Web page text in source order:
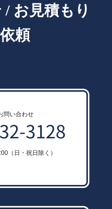
お見積もり
頼
問い合わせ
（日・祝日除く）